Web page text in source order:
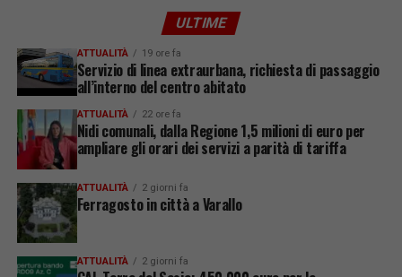
ULTIME
ATTUALITÀ 19 ore fa
Servizio di linea extraurbana, richiesta di passaggio
all’interno del centro abitato
ATTUALITÀ 22 ore fa
Nidi comunali, dalla Regione 1,5 milioni di euro per
ampliare gli orari dei servizi a parità di tariffa
ATTUALITÀ 2 giorni fa
Ferragosto in città a Varallo
ATTUALITÀ 2 giorni fa